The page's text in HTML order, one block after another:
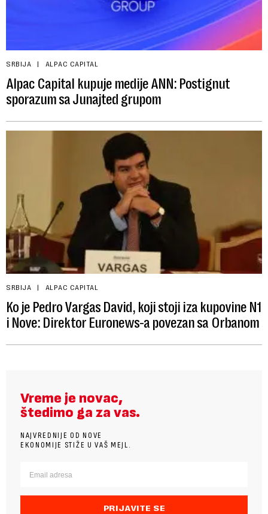
SRBIJA ALPAC CAPITAL
Alpac Capital kupuje medije ANN: Postignut
sporazum sa Junajted grupom
SRBIJA ALPAC CAPITAL
Ko je Pedro Vargas David, koji stoji iza kupovine N1
i Nove: Direktor Euronews-a povezan sa Orbanom
Vreme je novac,
štedimo ga za vas.
NAJVREDNIJE OD NOVE
EKONOMIJE STIŽE U VAŠ MEJL.
PRIJAVITE SE